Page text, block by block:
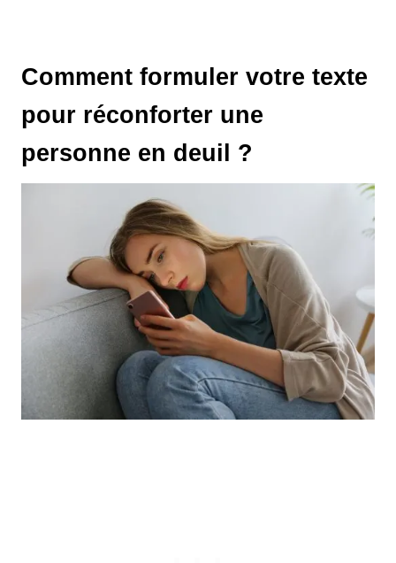
Comment formuler votre texte
pour réconforter une
personne en deuil ?